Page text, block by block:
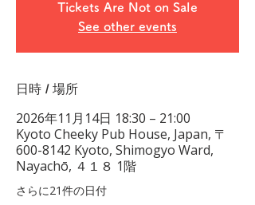
Tickets Are Not on Sale
See other events
日時 / 場所
2026年11月14日 18:30 – 21:00
Kyoto Cheeky Pub House, Japan, 〒
600-8142 Kyoto, Shimogyo Ward,
Nayachō, ４１８ 1階
さらに21件の日付